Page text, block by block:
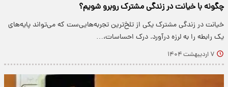
چگونه با خیانت در زندگی مشترک روبرو شویم؟
خیانت در زندگی مشترک یکی از تلخ‌ترین تجربه‌هایی‌ست که می‌تواند پایه‌های
یک رابطه را به لرزه درآورد. درک احساسات،…
۷ اردیبهشت ۱۴۰۴